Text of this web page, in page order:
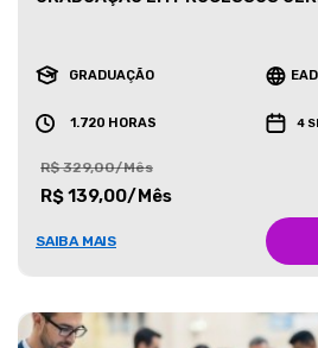
GRADUAÇÃO EAD
1.720 HORAS 4
R$ 329,00/Mês
R$ 139,00/Mês
SAIBA MAIS